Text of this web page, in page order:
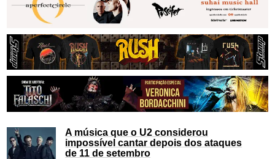
A música que o U2 considerou
impossível cantar depois dos ataques
de 11 de setembro